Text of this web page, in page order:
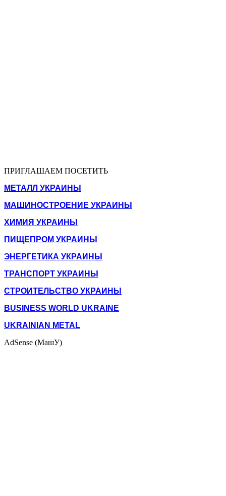
ПРИГЛАШАЕМ ПОСЕТИТЬ
МЕТАЛЛ УКРАИНЫ
МАШИНОСТРОЕНИЕ УКРАИНЫ
ХИМИЯ УКРАИНЫ
ПИЩЕПРОМ УКРАИНЫ
ЭНЕРГЕТИКА УКРАИНЫ
ТРАНСПОРТ УКРАИНЫ
СТРОИТЕЛЬСТВО УКРАИНЫ
BUSINESS WORLD UKRAINE
UKRAINIAN METAL
AdSense (МашУ)